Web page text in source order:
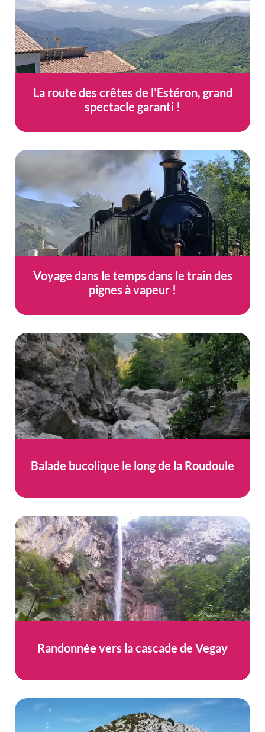
La route des crêtes de l’Estéron, grand
spectacle garanti !
Voyage dans le temps dans le train des
pignes à vapeur !
Balade bucolique le long de la Roudoule
Randonnée vers la cascade de Vegay